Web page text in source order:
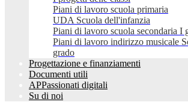
Piani di lavoro scuola primaria
UDA Scuola dell'infanzia
Piani di lavoro scuola secondaria I
Piani di lavoro indirizzo musicale
grado
Progettazione e finanziamenti
Documenti utili
APPassionati digitali
Su di noi